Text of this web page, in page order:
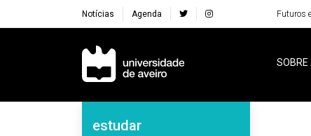
Notícias Agenda Futuros
Navegação Principal
SOBRE
Navegação Lateral
estudar